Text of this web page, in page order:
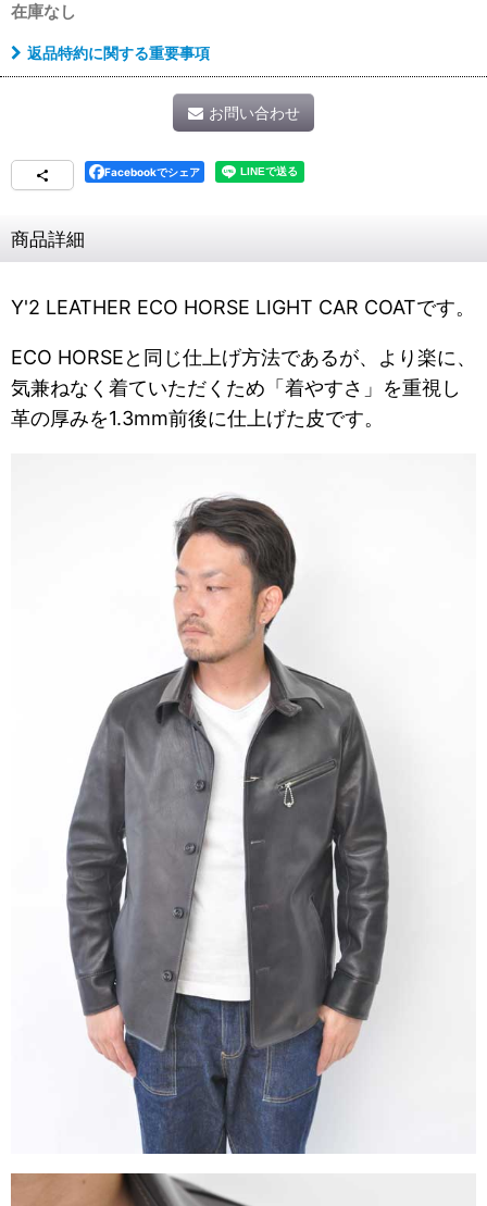
在庫なし
返品特約に関する重要事項
お問い合わせ
Facebookでシェア
商品詳細
Y'2 LEATHER ECO HORSE LIGHT CAR COATです。
ECO HORSEと同じ仕上げ方法であるが、より楽に、
気兼ねなく着ていただくため「着やすさ」を重視し
革の厚みを1.3mm前後に仕上げた皮です。